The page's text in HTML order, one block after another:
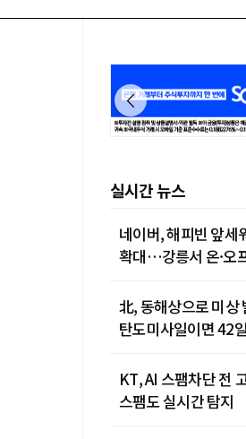
실시간 뉴스
네이버, 해피빈 앞세
확대…강릉서 온·오
北, 동해상으로 미
탄도미사일이면 42
KT, AI 스팸차단 전
스팸도 실시간 탐지